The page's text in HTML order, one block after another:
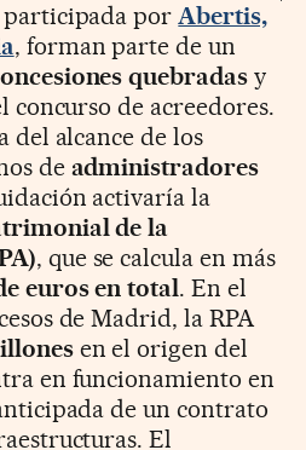
participada porAbertis,
, forman parte de un
quebradas y
concurso de acreedores.
del alcance de los
de administradores
activaría la
de la
, que se calcula en más
euros en total. En el
de Madrid, la RPA
en el origen del
en funcionamiento en
de un contrato
El